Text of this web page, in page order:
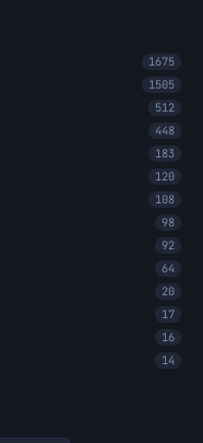
1675
1505
512
448
183
120
108
98
92
64
20
17
16
14